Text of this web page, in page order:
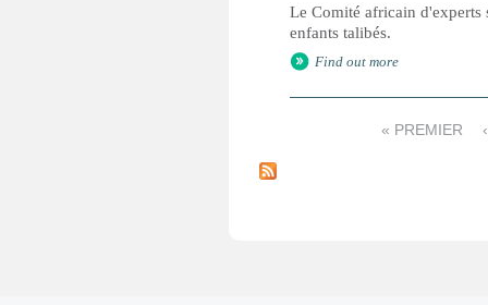
Le Comité africain d'experts
enfants talibés.
Find out more
a
« PREMIER